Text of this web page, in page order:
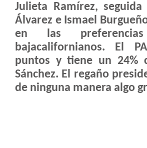
Julieta Ramírez,
Álvarez e Ismael
en las
bajacalifornianos. El
puntos y tiene un 24%
Sánchez. El regaño
de ninguna manera algo